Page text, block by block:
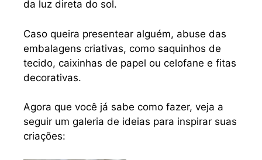
da luz direta do sol.
Caso queira presentear alguém, abuse das
embalagens criativas, como saquinhos de
tecido, caixinhas de papel ou celofane e fitas
decorativas.
Agora que você já sabe como fazer, veja a
seguir um galeria de ideias para inspirar suas
criações: